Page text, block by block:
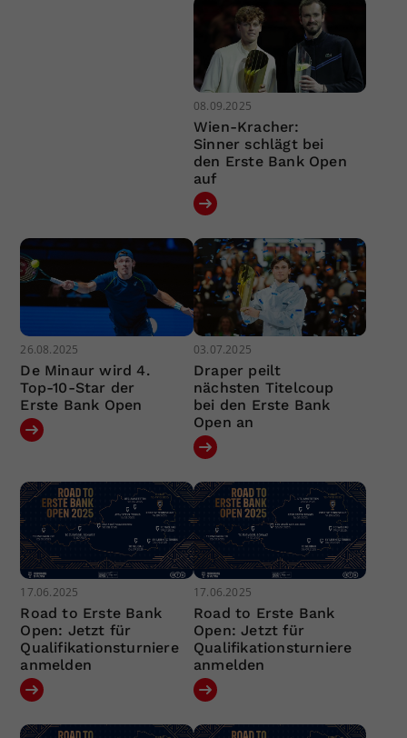
08.09.2025
Wien-Kracher:
Sinner schlägt bei
den Erste Bank Open
auf
26.08.2025
De Minaur wird 4.
Top-10-Star der
Erste Bank Open
03.07.2025
Draper peilt
nächsten Titelcoup
bei den Erste Bank
Open an
17.06.2025
Road to Erste Bank
Open: Jetzt für
Qualifikationsturniere
anmelden
17.06.2025
Road to Erste Bank
Open: Jetzt für
Qualifikationsturniere
anmelden